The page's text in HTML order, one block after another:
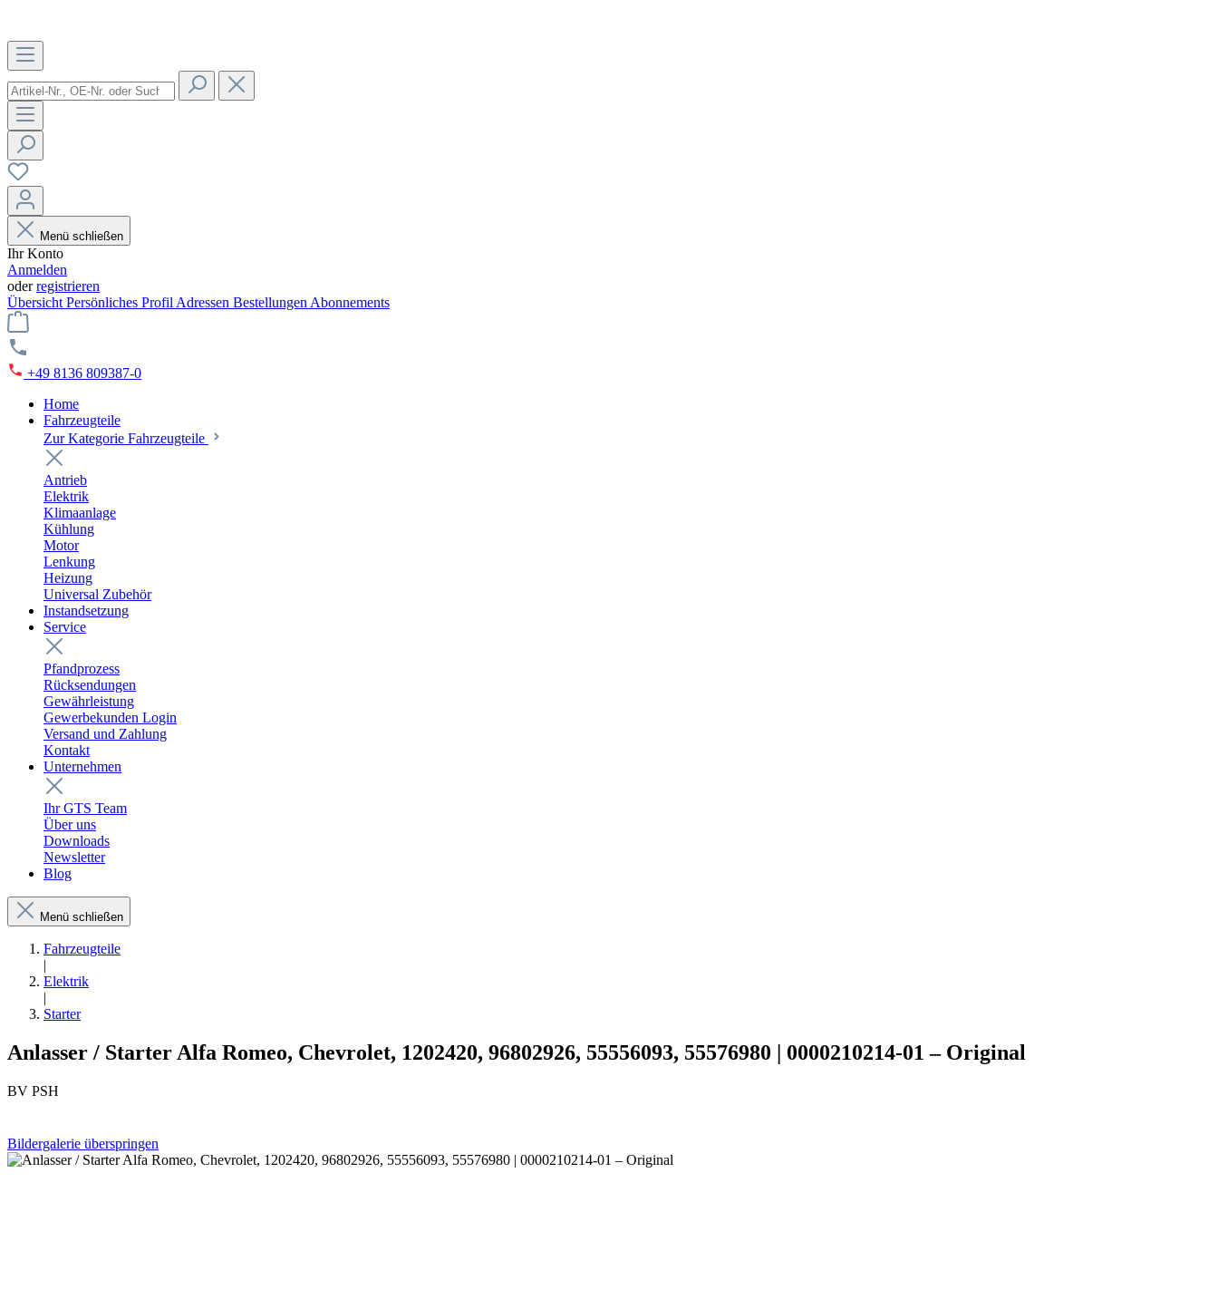
Menü schließen
Ihr Konto
Anmelden
oderregistrieren
Übersicht Persönliches Profil Adressen Bestellungen Abonnements
+49 8136 809387-0
Home
Fahrzeugteile
Zur Kategorie Fahrzeugteile
Antrieb
Elektrik
Klimaanlage
Kühlung
Motor
Lenkung
Heizung
Universal Zubehör
Instandsetzung
Service
Pfandprozess
Rücksendungen
Gewährleistung
Gewerbekunden Login
Versand und Zahlung
Kontakt
Unternehmen
Ihr GTS Team
Über uns
Downloads
Newsletter
Blog
Menü schließen
Fahrzeugteile
|
Elektrik
|
Starter
Anlasser / Starter Alfa Romeo, Chevrolet, 1202420, 96802926, 55556093, 55576980 | 0000210214-01 – Original
BV PSH
Bildergalerie überspringen